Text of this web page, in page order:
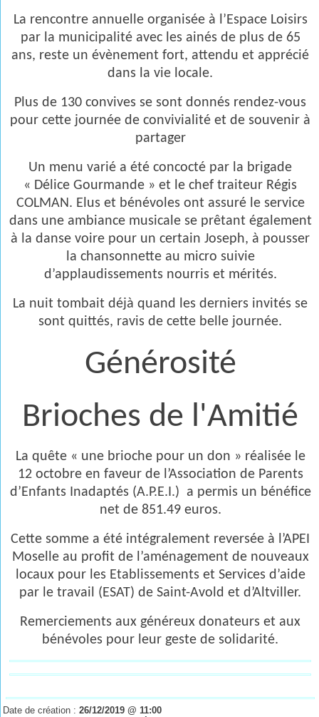
La rencontre annuelle organisée à l’Espace Loisirs
par la municipalité avec les ainés de plus de 65
ans, reste un évènement fort, attendu et apprécié
dans la vie locale.
Plus de 130 convives se sont donnés rendez-vous
pour cette journée de convivialité et de souvenir à
partager
Un menu varié a été concocté par la brigade
« Délice Gourmande » et le chef traiteur Régis
COLMAN. Elus et bénévoles ont assuré le service
dans une ambiance musicale se prêtant également
à la danse voire pour un certain Joseph, à pousser
la chansonnette au micro suivie
d’applaudissements nourris et mérités.
La nuit tombait déjà quand les derniers invités se
sont quittés, ravis de cette belle journée.
Générosité
Brioches de l'Amitié
La quête « une brioche pour un don » réalisée le
12 octobre en faveur de l’Association de Parents
d’Enfants Inadaptés (A.P.E.I.) a permis un bénéfice
net de 851.49 euros.
Cette somme a été intégralement reversée à l’APEI
Moselle au profit de l’aménagement de nouveaux
locaux pour les Etablissements et Services d’aide
par le travail (ESAT) de Saint-Avold et d’Altviller.
Remerciements aux généreux donateurs et aux
bénévoles pour leur geste de solidarité.
Date de création :26/12/2019 @ 11:00